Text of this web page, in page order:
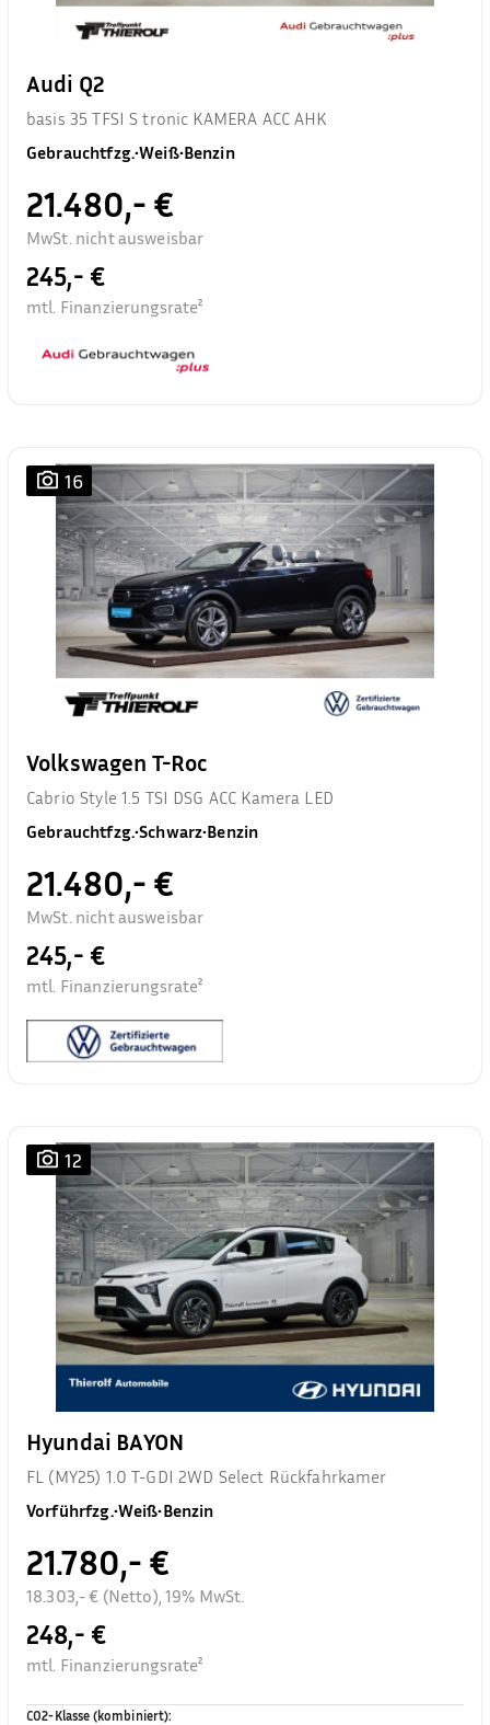
Audi Q2
basis 35 TFSI S tronic KAMERA ACC AHK
Gebrauchtfzg.•Weiß•Benzin
21.480,- €
MwSt. nicht ausweisbar
245,- €
mtl. Finanzierungsrate²
16
Volkswagen T-Roc
Cabrio Style 1.5 TSI DSG ACC Kamera LED
Gebrauchtfzg.•Schwarz•Benzin
21.480,- €
MwSt. nicht ausweisbar
245,- €
mtl. Finanzierungsrate²
12
Hyundai BAYON
FL (MY25) 1.0 T-GDI 2WD Select Rückfahrkamer
Vorführfzg.•Weiß•Benzin
21.780,- €
18.303,- € (Netto), 19% MwSt.
248,- €
mtl. Finanzierungsrate²
CO2-Klasse (kombiniert):